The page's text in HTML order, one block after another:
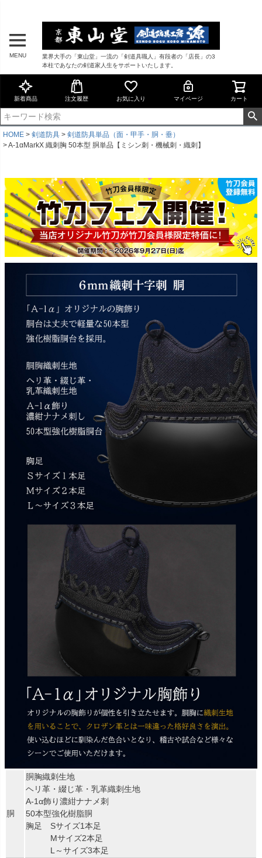
MENU
業界大手の「東山堂」一流の「剣道具職人」有段者の「店長」の3
本柱であなたの剣道家人生をサポートいたします。
新着商品 注文履歴 お気に入り マイページ カート
HOME 剣道防具
剣道防具単品（面・甲手・胴・垂）
A-1αMarkX 織刺胸 50本型 胴単品【ミシン刺・機械刺・織刺】
胴
胴胸織刺生地
ヘリ革・綴じ革・乳革織刺生地
A-1α飾り濃紺ナナメ刺
50本型強化樹脂胴
胸足 Sサイズ1本足
Mサイズ2本足
L～サイズ3本足